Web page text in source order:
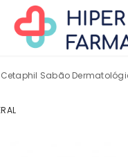
Cetaphil Sabão